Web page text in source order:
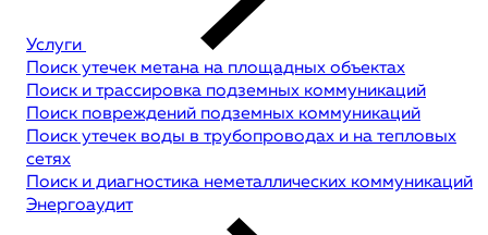
Услуги
Поиск утечек метана на площадных объектах
Поиск и трассировка подземных коммуникаций
Поиск повреждений подземных коммуникаций
Поиск утечек воды в трубопроводах и на тепловых
сетях
Поиск и диагностика неметаллических коммуникаций
Энергоаудит